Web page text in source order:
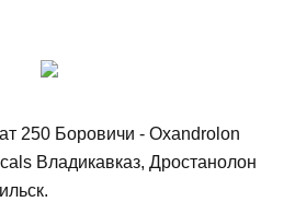
250 Боровичи - Oxandrolon
Владикавказ, Дростанолон